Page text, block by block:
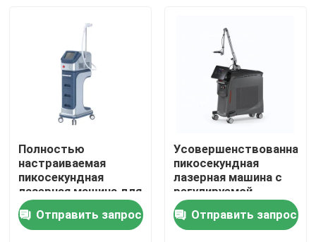
Дом
Полностью
настраиваемая
пикосекундная
лазерная машина для
удаления татуировок
100-2000J/Cm2
Выход мощности
Отправить запрос
Усовершенствованная
пикосекундная
лазерная машина с
регулируемой
плотностью энергии
800 мДж
Отправить запрос